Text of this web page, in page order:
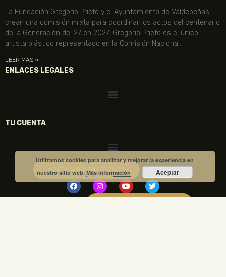
La Fundación Gregorio Prieto y el Ayuntamiento de Valdepeñas
crean una comisión mixta para coordinar los actos del centenario
de la Generación del 27 en 2027. Gregorio Prieto es el único
artista plástico representado en la Comisión Nacional.
LEER MÁS »
ENLACES LEGALES
TU CUENTA
VISITA NUESTRA TIENDA
Utilizamos cookies para analizar y mejorar la experiencia en
nuestro sitio web.Más información Aceptar